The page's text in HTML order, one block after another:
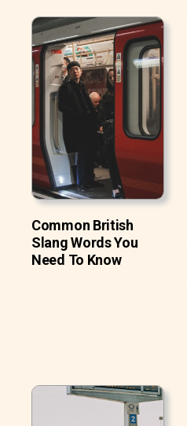
Common British
Slang Words You
Need To Know